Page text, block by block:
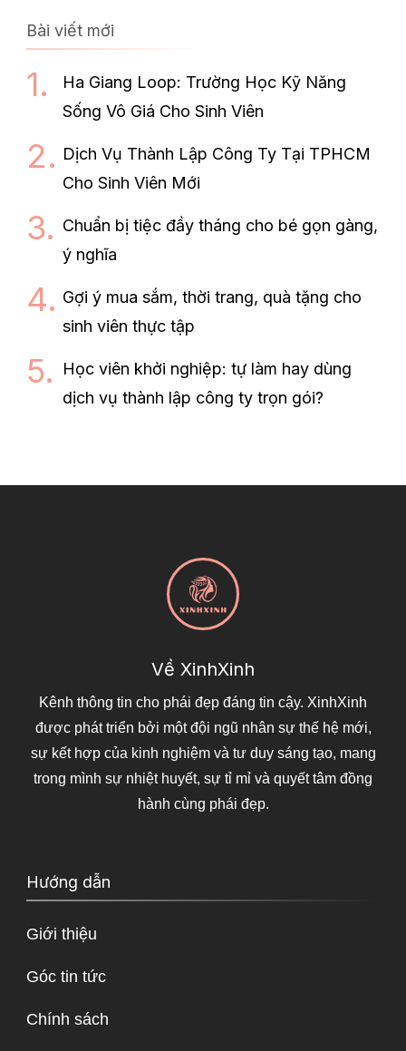
Bài viết mới
Ha Giang Loop: Trường Học Kỹ Năng
Sống Vô Giá Cho Sinh Viên
Dịch Vụ Thành Lập Công Ty Tại TPHCM
Cho Sinh Viên Mới
Chuẩn bị tiệc đầy tháng cho bé gọn gàng,
ý nghĩa
Gợi ý mua sắm, thời trang, quà tặng cho
sinh viên thực tập
Học viên khởi nghiệp: tự làm hay dùng
dịch vụ thành lập công ty trọn gói?
Về XinhXinh
Kênh thông tin cho phái đẹp đáng tin cậy. XinhXinh
được phát triển bởi một đội ngũ nhân sự thế hệ mới,
sự kết hợp của kinh nghiệm và tư duy sáng tạo, mang
trong mình sự nhiệt huyết, sự tỉ mỉ và quyết tâm đồng
hành cùng phái đẹp.
Hướng dẫn
Giới thiệu
Góc tin tức
Chính sách